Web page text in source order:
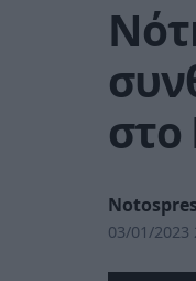
στο
03/01/2023